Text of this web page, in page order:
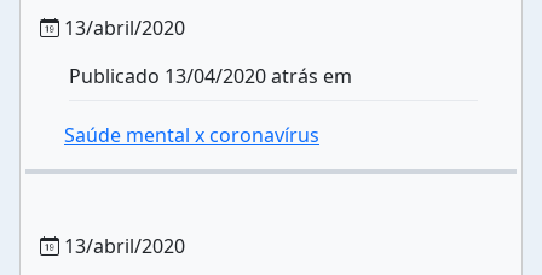
13/abril/2020
Publicado 13/04/2020 atrás em
Saúde mental x coronavírus
13/abril/2020